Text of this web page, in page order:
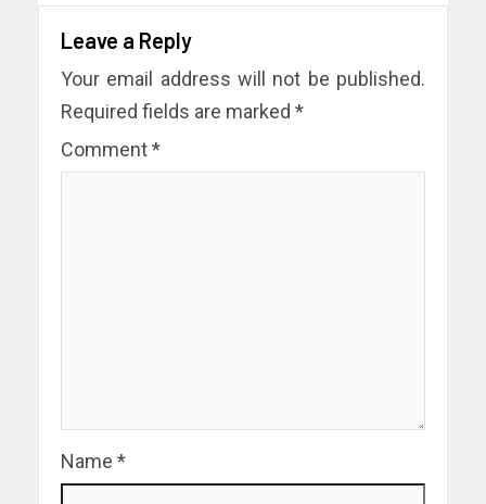
Leave a Reply
Your email address will not be published.
Required fields are marked *
Comment*
Name *